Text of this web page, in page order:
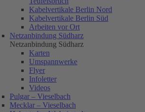
Kabelvertikale Berlin Nord
Kabelvertikale Berlin Süd
Arbeiten vor Ort
Netzanbindung Südharz
Netzanbindung Südharz
Karten
Umspannwerke
Flyer
Infoletter
Videos
Pulgar – Vieselbach
Mecklar – Vieselbach